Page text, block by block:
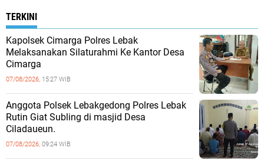
TERKINI
Kapolsek Cimarga Polres Lebak
Melaksanakan Silaturahmi Ke Kantor Desa
Cimarga
07/08/2026, 15:27 WIB
Anggota Polsek Lebakgedong Polres Lebak
Rutin Giat Subling di masjid Desa
Ciladaueun.
07/08/2026, 09:24 WIB